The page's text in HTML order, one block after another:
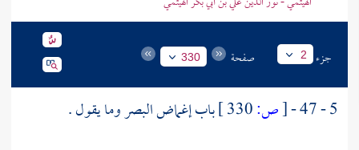
جزء 2 صفحة 330
5 - 47 -
[ص:
باب إغماض البصر وما يقول .